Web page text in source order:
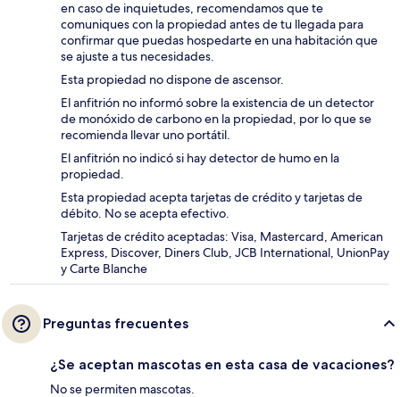
en caso de inquietudes, recomendamos que te
comuniques con la propiedad antes de tu llegada para
confirmar que puedas hospedarte en una habitación que
se ajuste a tus necesidades.
Esta propiedad no dispone de ascensor.
El anfitrión no informó sobre la existencia de un detector
de monóxido de carbono en la propiedad, por lo que se
recomienda llevar uno portátil.
El anfitrión no indicó si hay detector de humo en la
propiedad.
Esta propiedad acepta tarjetas de crédito y tarjetas de
débito. No se acepta efectivo.
Tarjetas de crédito aceptadas: Visa, Mastercard, American
Express, Discover, Diners Club, JCB International, UnionPay
y Carte Blanche
Preguntas frecuentes
¿Se aceptan mascotas en esta casa de vacaciones?
No se permiten mascotas.